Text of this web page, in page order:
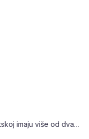
Ova četiri grada u Hrvatskoj imaju više od dva radnika na svakog umirovljenika